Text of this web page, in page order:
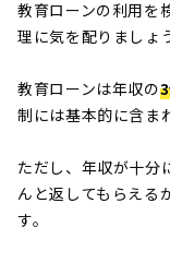
教育ローンの利用を
理に気を配りましょう
教育ローンは年収の
制には基本的に含ま
ただし、年収が十分
んと返してもらえる
す。